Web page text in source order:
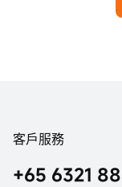
客戶服務
+65 6321